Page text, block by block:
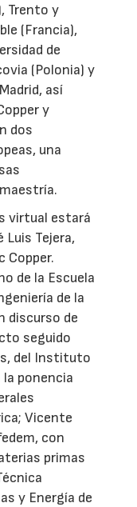
Trento y
(Francia),
de
(Polonia) y
así
y
dos
una
virtual estará
Luis Tejera,
Copper.
de la Escuela
de la
discurso de
seguido
del Instituto
la ponencia
Vicente
con
primas
y Energía de